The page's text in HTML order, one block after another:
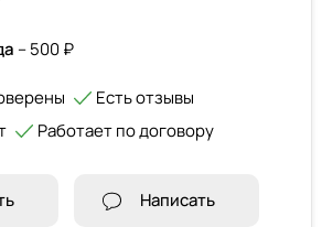
– 500 ₽
Есть отзывы
Работает по договору
Написать